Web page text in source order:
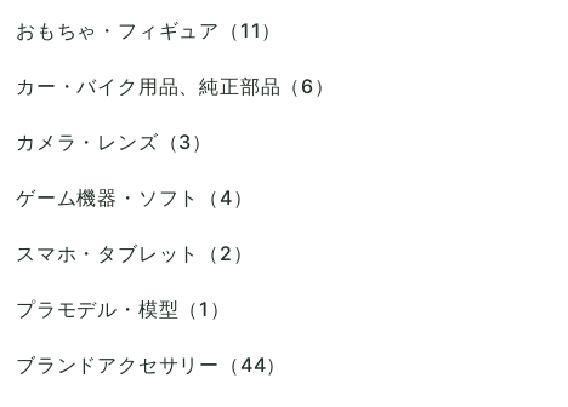
おもちゃ・フィギュア（11）
カー・バイク用品、純正部品（6）
カメラ・レンズ（3）
ゲーム機器・ソフト（4）
スマホ・タブレット（2）
プラモデル・模型（1）
ブランドアクセサリー（44）